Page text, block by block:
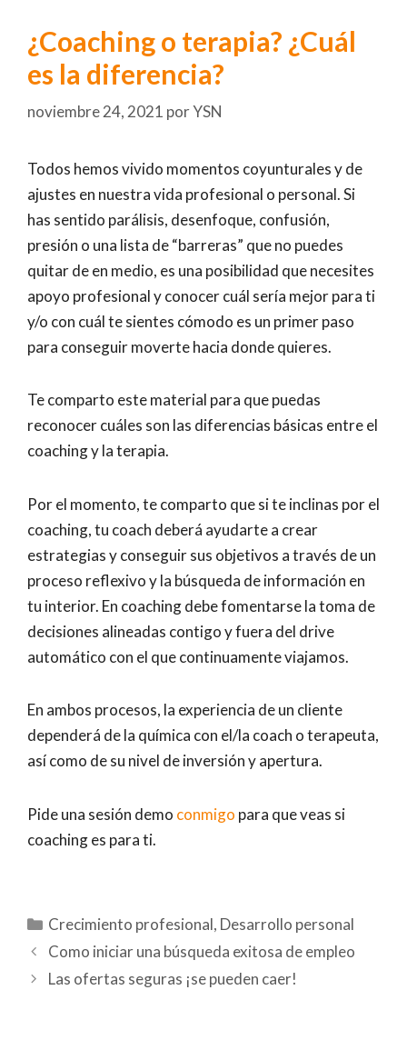
¿Coaching o terapia? ¿Cuál
es la diferencia?
noviembre 24, 2021 porYSN
Todos hemos vivido momentos coyunturales y de
ajustes en nuestra vida profesional o personal. Si
has sentido parálisis, desenfoque, confusión,
presión o una lista de “barreras” que no puedes
quitar de en medio, es una posibilidad que necesites
apoyo profesional y conocer cuál sería mejor para ti
y/o con cuál te sientes cómodo es un primer paso
para conseguir moverte hacia donde quieres.
Te comparto este material para que puedas
reconocer cuáles son las diferencias básicas entre el
coaching y la terapia.
Por el momento, te comparto que si te inclinas por el
coaching, tu coach deberá ayudarte a crear
estrategias y conseguir sus objetivos a través de un
proceso reflexivo y la búsqueda de información en
tu interior. En coaching debe fomentarse la toma de
decisiones alineadas contigo y fuera del drive
automático con el que continuamente viajamos.
En ambos procesos, la experiencia de un cliente
dependerá de la química con el/la coach o terapeuta,
así como de su nivel de inversión y apertura.
Pide una sesión demo conmigo para que veas si
coaching es para ti.
Categorías
Crecimiento profesional, Desarrollo personal
Como iniciar una búsqueda exitosa de empleo
Las ofertas seguras ¡se pueden caer!